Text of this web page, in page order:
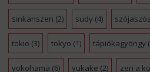
sinkanszen (2) sudy (4)
tokio (3) tokyo (1) tápiókagyöngy
yokohama (6) yukake (2) zen a